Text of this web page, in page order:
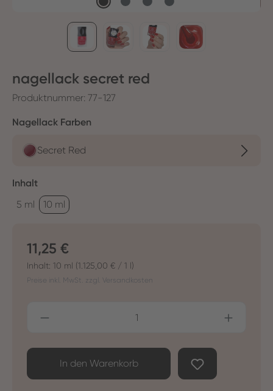
nagellack secret red
Produktnummer: 77-127
Nagellack Farben
Secret Red
Inhaltauswählen
5 ml
10 ml
Regulärer Preis:
11,25 €
Inhalt: 10 ml (1.125,00 € / 1 l)
Preise inkl. MwSt. zzgl. Versandkosten
Produkt Anzahl: Gib den gewünschten
In den Warenkorb